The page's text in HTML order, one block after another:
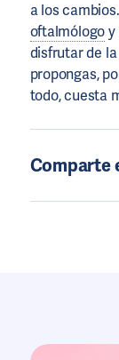
a los
oftalmólogoy
disfrutar de
propongas,
todo, cuesta
Comparte